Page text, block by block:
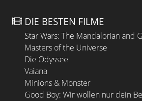
DIE BESTEN FILME
Star Wars: The Mandalorian and
Masters of the Universe
Die Odyssee
Vaiana
Minions & Monster
Good Boy: Wir wollen nur dein